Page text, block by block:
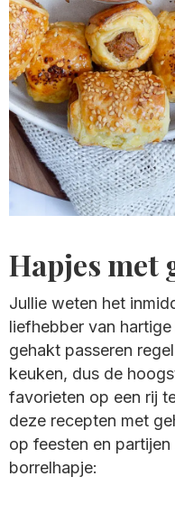
Hapjes met
Jullie weten het
liefhebber van
gehakt passeren
keuken, dus de
favorieten op een rij
deze recepten met
op feesten en
borrelhapje: